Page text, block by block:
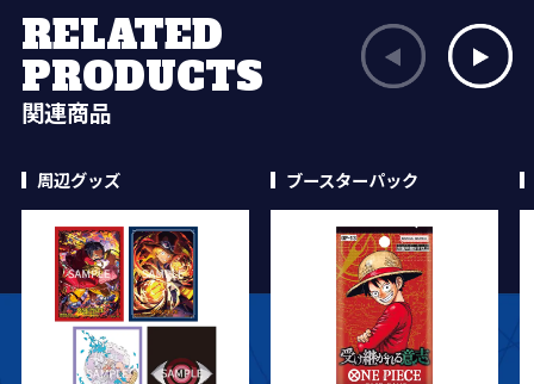
RELATED
PRODUCTS
関連商品
周辺グッズ ブースターパック